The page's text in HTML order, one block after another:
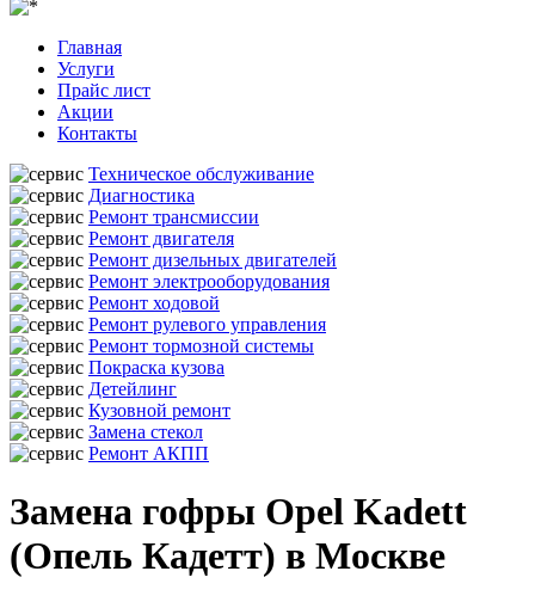
Главная
Услуги
Прайс лист
Акции
Контакты
Техническое обслуживание
Диагностика
Ремонт трансмиссии
Ремонт двигателя
Ремонт дизельных двигателей
Ремонт электрооборудования
Ремонт ходовой
Ремонт рулевого управления
Ремонт тормозной системы
Покраска кузова
Детейлинг
Кузовной ремонт
Замена стекол
Ремонт АКПП
Замена гофры Opel Kadett
(Опель Кадетт) в Москве